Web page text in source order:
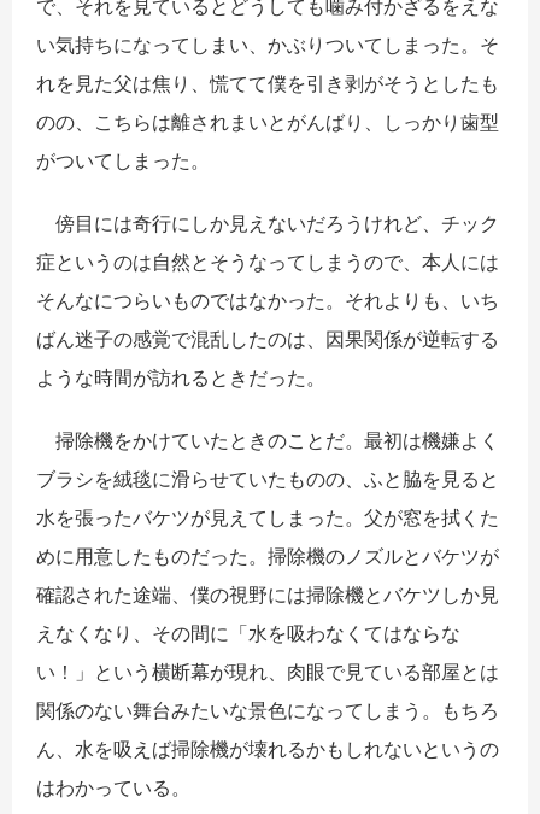
で、それを見ているとどうしても噛み付かざるをえな
い気持ちになってしまい、かぶりついてしまった。そ
れを見た父は焦り、慌てて僕を引き剥がそうとしたも
のの、こちらは離されまいとがんばり、しっかり歯型
がついてしまった。
傍目には奇行にしか見えないだろうけれど、チック
症というのは自然とそうなってしまうので、本人には
そんなにつらいものではなかった。それよりも、いち
ばん迷子の感覚で混乱したのは、因果関係が逆転する
ような時間が訪れるときだった。
掃除機をかけていたときのことだ。最初は機嫌よく
ブラシを絨毯に滑らせていたものの、ふと脇を見ると
水を張ったバケツが見えてしまった。父が窓を拭くた
めに用意したものだった。掃除機のノズルとバケツが
確認された途端、僕の視野には掃除機とバケツしか見
えなくなり、その間に「水を吸わなくてはならな
い！」という横断幕が現れ、肉眼で見ている部屋とは
関係のない舞台みたいな景色になってしまう。もちろ
ん、水を吸えば掃除機が壊れるかもしれないというの
はわかっている。